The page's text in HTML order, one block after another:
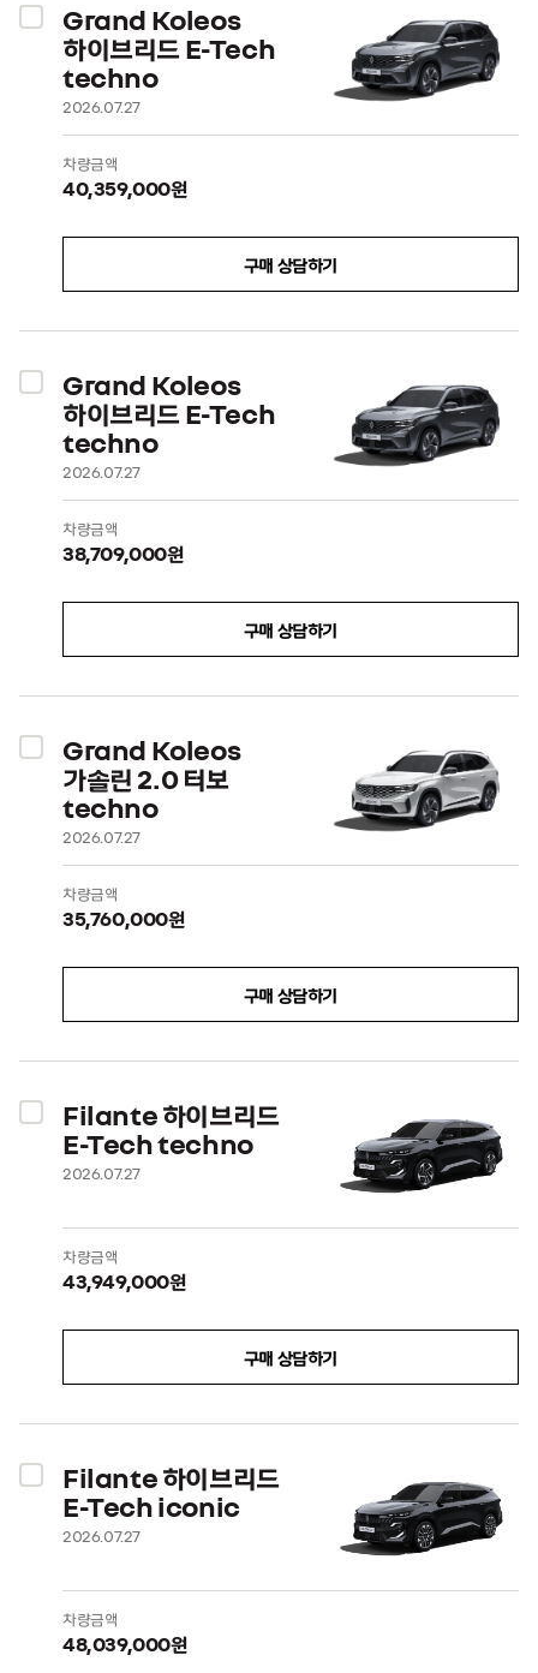
Grand Koleos
하이브리드 E-Tech
techno
2026.07.27
차량금액
40,359,000원
구매 상담하기
Grand Koleos
하이브리드 E-Tech
techno
2026.07.27
차량금액
38,709,000원
구매 상담하기
Grand Koleos
가솔린 2.0 터보
techno
2026.07.27
차량금액
35,760,000원
구매 상담하기
Filante 하이브리드
E-Tech techno
2026.07.27
차량금액
43,949,000원
구매 상담하기
Filante 하이브리드
E-Tech iconic
2026.07.27
차량금액
48,039,000원